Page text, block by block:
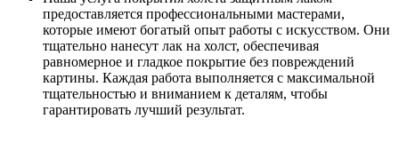
предоставляется профессиональными мастерами,
которые имеют богатый опыт работы с искусством. Они
тщательно нанесут лак на холст, обеспечивая
равномерное и гладкое покрытие без повреждений
картины. Каждая работа выполняется с максимальной
тщательностью и вниманием к деталям, чтобы
гарантировать лучший результат.